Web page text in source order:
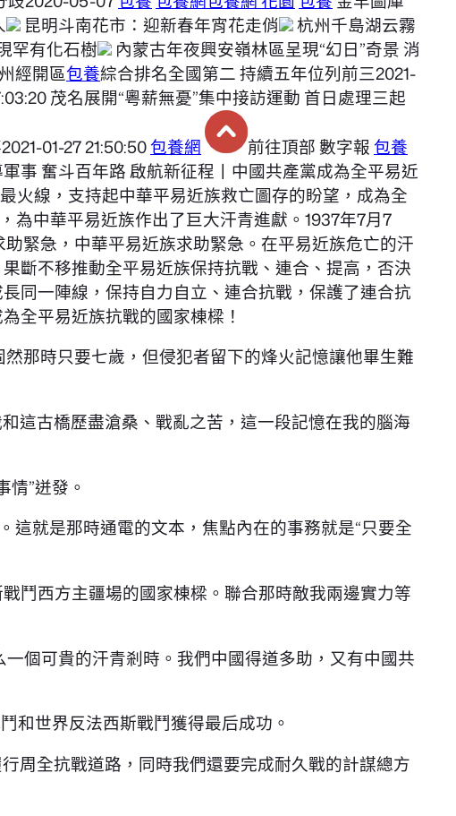
昆明斗南花市：迎新春年宵花走俏
杭州千島湖云霧
罕有化石樹
內蒙古年夜興安嶺林區呈現“幻日”奇景 消
經開區包養綜合排名全國第二 持續五年位列前三2021-
茂名展開“粵薪無憂”集中接訪運動 首日處理三起
01-27 21:50:50包養網 前往頂部 數字報包養
事 奮斗百年路 啟航新征程丨中國共產黨成為全平易近
火線，支持起中華平易近族救亡圖存的盼望，成為全
為中華平易近族作出了巨大汗青進獻。1937年7月7
緊急，中華平易近族求助緊急。在平易近族危亡的汗
斷不移推動全平易近族保持抗戰、連合、提高，否決
同一陣線，保持自力自立、連合抗戰，保護了連合抗
全平易近族抗戰的國家棟樑！
那時只要七歲，但侵犯者留下的烽火記憶讓他畢生難
這古橋歷盡滄桑、戰亂之苦，這一段記憶在我的腦海
”迸發。
這就是那時通電的文本，焦點內在的事務就是“只要全
鬥西方主疆場的國家棟樑。聯合那時敵我兩邊實力等
個可貴的汗青剎時。我們中國得道多助，又有中國共
和世界反法西斯戰鬥獲得最后成功。
周全抗戰道路，同時我們還要完成耐久戰的計謀總方